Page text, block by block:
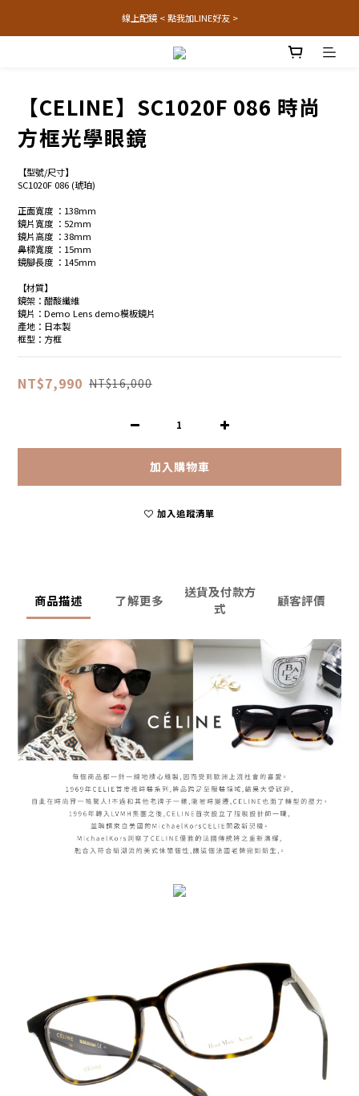
線上配鏡 < 點我加LINE好友 >
【CELINE】SC1020F 086 時尚
方框光學眼鏡
【型號/尺寸】
SC1020F 086 (琥珀)
正面寬度 ：138mm
鏡片寬度 ：52mm
鏡片高度 ：38mm
鼻樑寬度 ：15mm
鏡腳長度 ：145mm
【材質】
鏡架：醋酸纖維
鏡片：Demo Lens demo模板鏡片
產地：日本製
框型：方框
NT$7,990 NT$16,000
加入購物車
加入追蹤清單
商品描述 了解更多
送貨及付款方
式
顧客評價